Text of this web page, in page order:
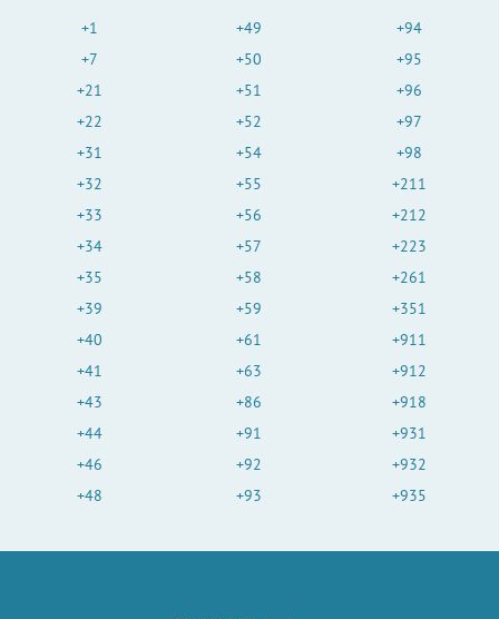
+1
+7
+21
+22
+31
+32
+33
+34
+35
+39
+40
+41
+43
+44
+46
+48
+49
+50
+51
+52
+54
+55
+56
+57
+58
+59
+61
+63
+86
+91
+92
+93
+94
+95
+96
+97
+98
+211
+212
+223
+261
+351
+911
+912
+918
+931
+932
+935